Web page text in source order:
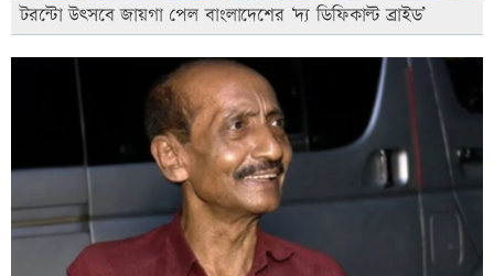
টরন্টো উৎসবে জায়গা পেল বাংলাদেশের ‘দ্য ডিফিকাল্ট ব্রাইড’